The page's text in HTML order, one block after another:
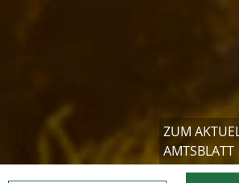
ZUM
AMTSBLATT